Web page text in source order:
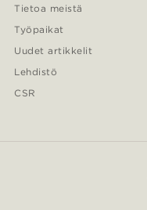
Tietoa meistä
Työpaikat
Uudet artikkelit
Lehdistö
CSR